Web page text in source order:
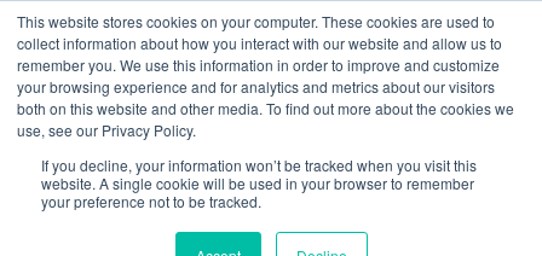
This website stores cookies on your computer. These cookies are used to
collect information about how you interact with our website and allow us to
remember you. We use this information in order to improve and customize
your browsing experience and for analytics and metrics about our visitors
both on this website and other media. To find out more about the cookies we
use, see our Privacy Policy.
If you decline, your information won’t be tracked when you visit this
website. A single cookie will be used in your browser to remember
your preference not to be tracked.
Aller
au
contenu
principal
01 84 20 18 48
Spécialiste de la formation SST et
de la Formation Incendie